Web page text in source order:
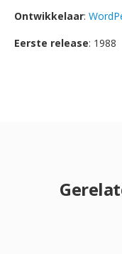
Ontwikkelaar:
Eerste release: 1988